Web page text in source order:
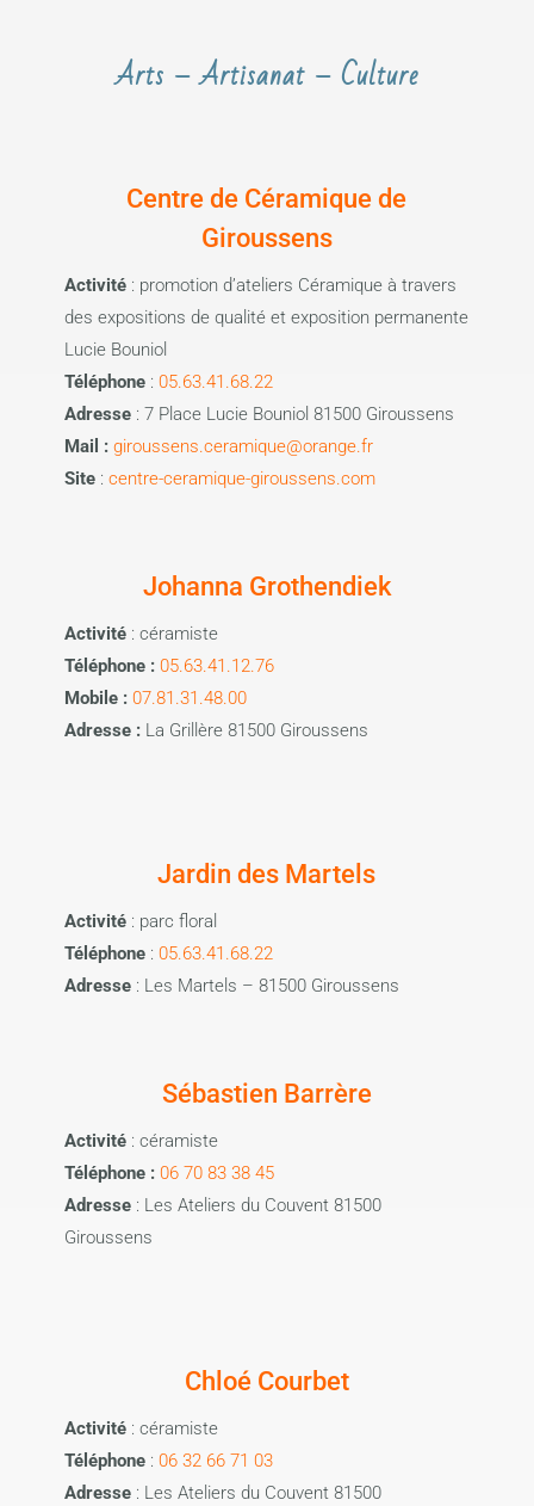
Arts – Artisanat – Culture
Centre de Céramique de
Giroussens
Activité: promotion d’ateliers Céramique à travers
des expositions de qualité et exposition permanente
Lucie Bouniol
Téléphone: 05.63.41.68.22
Adresse : 7 Place Lucie Bouniol 81500 Giroussens
Mail : giroussens.ceramique@orange.fr
Site: centre-ceramique-giroussens.com
Johanna Grothendiek
Activité: céramiste
Téléphone : 05.63.41.12.76
Mobile : 07.81.31.48.00
Adresse :La Grillère 81500 Giroussens
Jardin des Martels
Activité: parc floral
Téléphone: 05.63.41.68.22
Adresse : Les Martels – 81500 Giroussens
Sébastien Barrère
Activité: céramiste
Téléphone : 06 70 83 38 45
Adresse : Les Ateliers du Couvent 81500
Giroussens
Chloé Courbet
Activité: céramiste
Téléphone: 06 32 66 71 03
Adresse : Les Ateliers du Couvent 81500